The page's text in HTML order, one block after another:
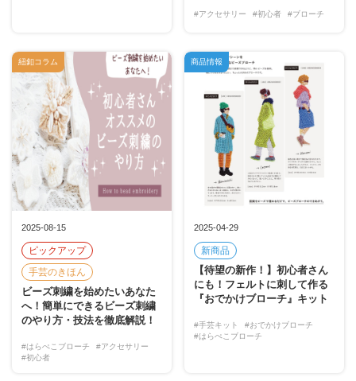
#アクセサリー #初心者 #ブローチ
2025-08-15
ピックアップ
手芸のきほん
ビーズ刺繍を始めたいあなた
へ！簡単にできるビーズ刺繍
のやり方・技法を徹底解説！
#はらぺこブローチ
#アクセサリー
#初心者
紐釦コラム
2025-04-29
新商品
【待望の新作！】初心者さん
にも！フェルトに刺して作る
『おでかけブローチ』キット
#手芸キット
#おでかけブローチ
#はらぺこブローチ
商品情報